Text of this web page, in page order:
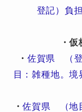
登記）負
・
・ 佐賀県 （登
目：雑種地。
・佐賀県 （地